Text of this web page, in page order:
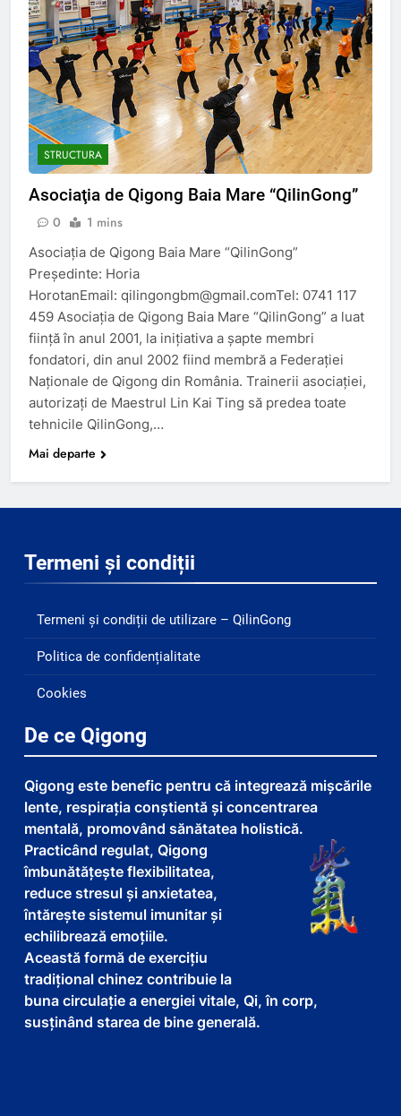
STRUCTURA
Asociaţia de Qigong Baia Mare “QilinGong”
0 1 mins
Asociaţia de Qigong Baia Mare “QilinGong”
Președinte: Horia
HorotanEmail: qilingongbm@gmail.comTel: 0741 117
459 Asociaţia de Qigong Baia Mare “QilinGong” a luat
fiinţă în anul 2001, la iniţiativa a şapte membri
fondatori, din anul 2002 fiind membră a Federaţiei
Naţionale de Qigong din România. Trainerii asociaţiei,
autorizaţi de Maestrul Lin Kai Ting să predea toate
tehnicile QilinGong,…
Mai departe
Termeni și condiții
Termeni și condiții de utilizare – QilinGong
Politica de confidențialitate
Cookies
De ce Qigong
Qigong este benefic pentru că integrează mișcările
lente, respirația conștientă și concentrarea
mentală, promovând sănătatea holistică.
Practicând regulat, Qigong
îmbunătățește flexibilitatea,
reduce stresul și anxietatea,
întărește sistemul imunitar și
echilibrează emoțiile.
Această formă de exercițiu
tradițional chinez contribuie la
buna circulație a energiei vitale, Qi, în corp,
susținând starea de bine generală.